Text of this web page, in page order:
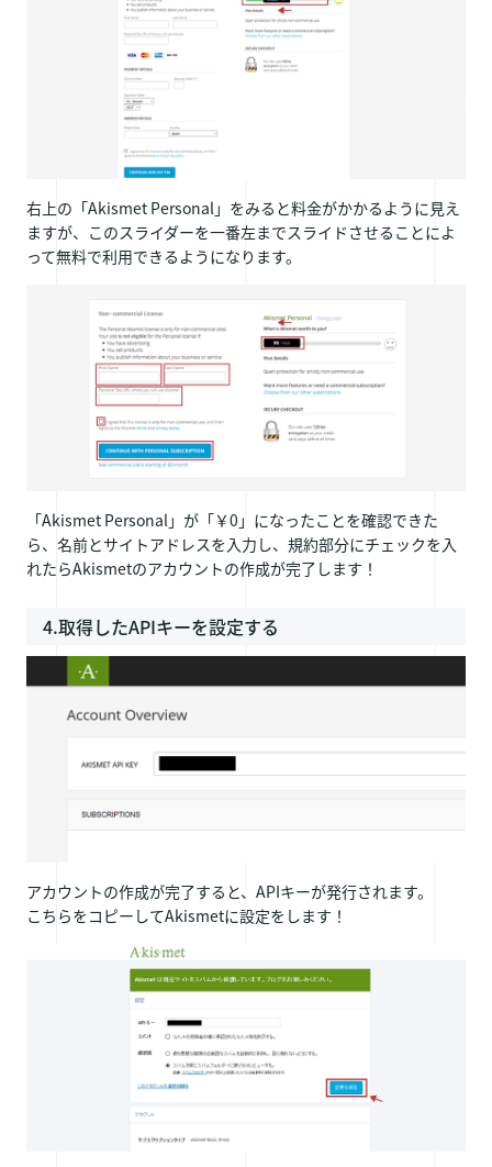
右上の「Akismet Personal」をみると料金がかかるように見え
ますが、このスライダーを一番左までスライドさせることによ
って無料で利用できるようになります。
「Akismet Personal」が「￥0」になったことを確認できた
ら、名前とサイトアドレスを入力し、規約部分にチェックを入
れたらAkismetのアカウントの作成が完了します！
4.取得したAPIキーを設定する
アカウントの作成が完了すると、APIキーが発行されます。
こちらをコピーしてAkismetに設定をします！